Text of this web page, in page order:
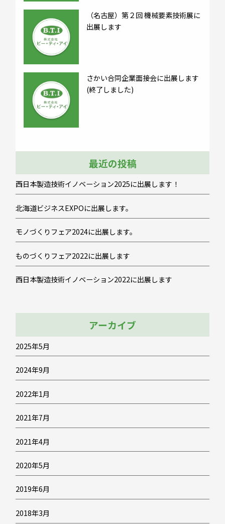
（名古屋）第２回 機械要素技術展に
出展します
さかい合同企業面接会に出展します
(終了しました)
最近の投稿
西日本製造技術イノベーション2025に出展します！
北海道ビジネスEXPOに出展します。
モノづくりフェア2024に出展します。
ものづくりフェア2022に出展します
西日本製造技術イノベーション2022に出展します
アーカイブ
2025年5月
2024年9月
2022年1月
2021年7月
2021年4月
2020年5月
2019年6月
2018年3月